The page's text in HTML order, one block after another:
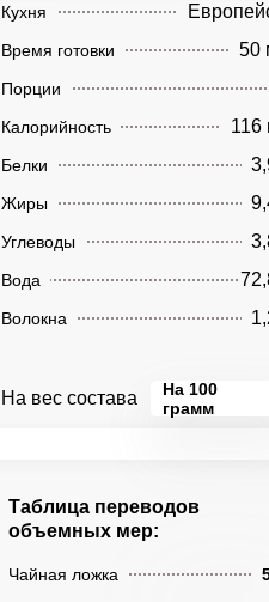
Кухня
Время готовки 50
Порции
Калорийность 116
Белки
Жиры
Углеводы
Вода
Волокна
На вес состава
На 100
грамм
Таблица переводов
объемных мер:
Чайная ложка